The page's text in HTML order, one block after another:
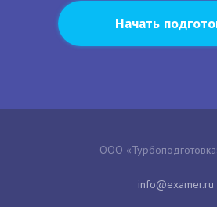
Начать
ООО